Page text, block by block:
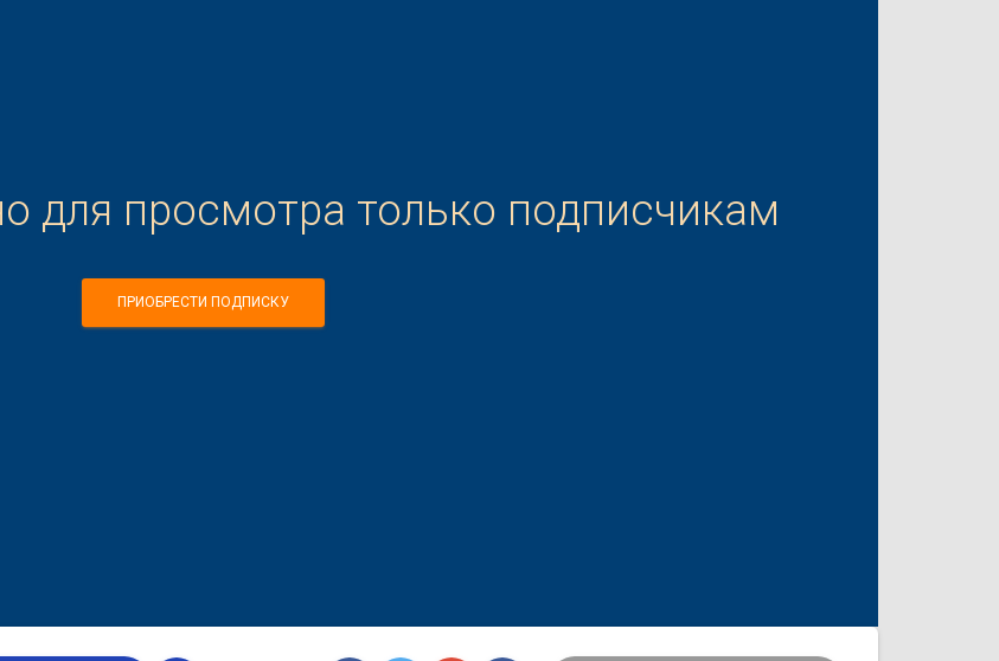
для просмотра только подписчикам
ПРИОБРЕСТИ ПОДПИСКУ